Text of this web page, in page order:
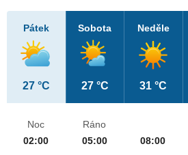
Pátek
27 °C
Sobota
27 °C
Neděle
31 °C
Noc
02:00
Ráno
05:00
08:00